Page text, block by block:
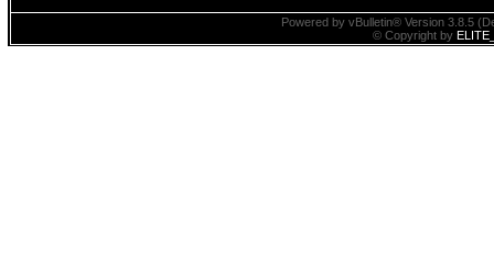
Powered by vBulletin® Version 3.8.5
© Copyright by